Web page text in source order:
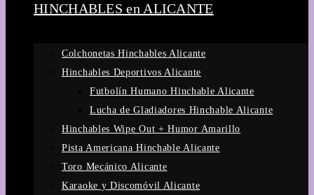
HINCHABLES en ALICANTE
Colchonetas Hinchables Alicante
Hinchables Deportivos Alicante
Futbolín Humano Hinchable Alicante
Lucha de Gladiadores Hinchable Alicante
Hinchables Wipe Out + Humor Amarillo
Pista Americana Hinchable Alicante
Toro Mecánico Alicante
Karaoke y Discomóvil Alicante